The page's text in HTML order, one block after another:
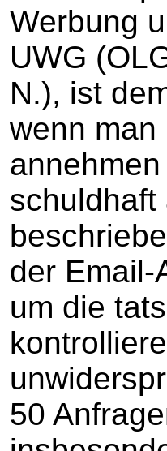
Werbung
UWG
N.), ist
wenn man
schuldhaft
der Email-
um die
50